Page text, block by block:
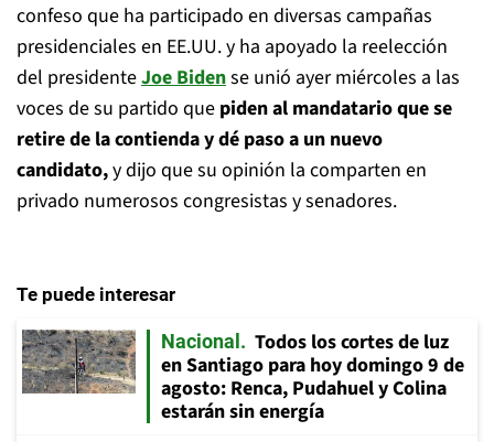
confeso que ha participado en diversas campañas
presidenciales en EE.UU. y ha apoyado la reelección
del presidenteJoe Bidense unió ayer miércoles a las
voces de su partido que piden al mandatario que se
retire de la contienda y dé paso a un nuevo
candidato,y dijo que su opinión la comparten en
privado numerosos congresistas y senadores.
Te puede interesar
Nacional
Todos los cortes de luz
en Santiago para hoy domingo 9 de
agosto: Renca, Pudahuel y Colina
estarán sin energía